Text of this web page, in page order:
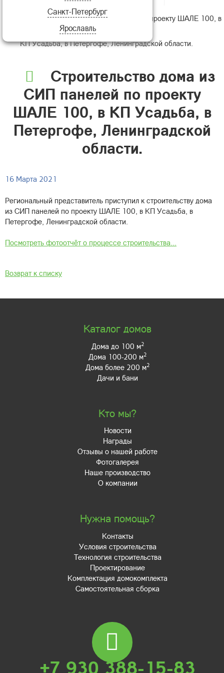
Санкт-Петербург
Ярославль
Строительство дома из СИП панелей по проекту ШАЛЕ 100, в
КП Усадьба, в Петергофе, Ленинградской области.
Строительство дома из
СИП панелей по проекту
ШАЛЕ 100, в КП Усадьба, в
Петергофе, Ленинградской
области.
16 Марта 2021
Региональный представитель приступил к строительству дома
из СИП панелей по проекту ШАЛЕ 100, в КП Усадьба, в
Петергофе, Ленинградской области.
Посмотреть фотоотчёт о процессе строительства...
Возврат к списку
Каталог домов
Дома до 100 м2
Дома 100-200 м2
Дома более 200 м2
Дачи и бани
Кто мы?
Новости
Награды
Отзывы о нашей работе
Фотогалерея
Наше производство
О компании
Нужна помощь?
Контакты
Условия строительства
Технология строительства
Проектирование
Комплектация домокомплекта
Самостоятельная сборка
+7 930 388-15-83